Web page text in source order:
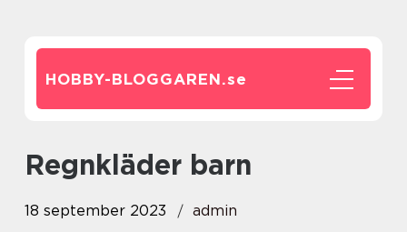
HOBBY-BLOGGAREN.se
regnkläder barn
18 september 2023 admin